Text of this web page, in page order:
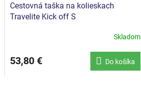
Cestovná taška na kolieskach
Travelite Kick off S
produktu
je
Skladom
53,80 € Do košíka